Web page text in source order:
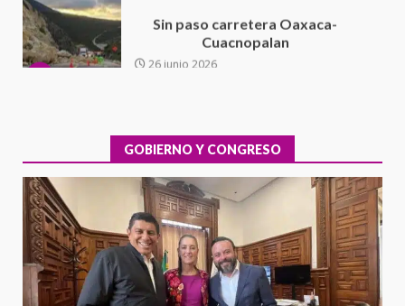
7
26 junio 2026
1
integral de las instalaciones de la
Escuela Secundaria General
Moisés Sáenz Garza
5 agosto 2026
2
Ciudad Salud: justicia social para
Oaxaca
5 agosto 2026
GOBIERNO Y CONGRESO